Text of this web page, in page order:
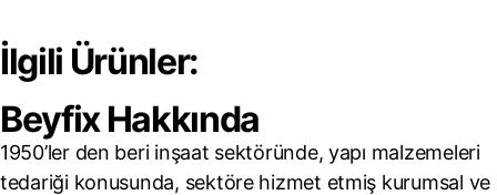
İlgili Ürünler:
Beyfix Hakkında
1950’ler den beri inşaat sektöründe, yapı malzemeleri
tedariği konusunda, sektöre hizmet etmiş kurumsal ve